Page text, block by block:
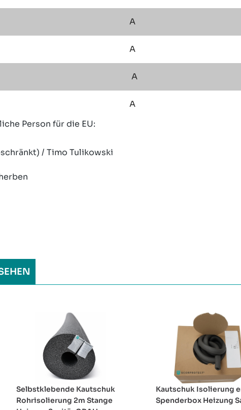
A
A
A
A
Person für die EU:
/ Timo Tulikowski
Selbstklebende Kautschuk
Rohrisolierung 2m Stange
Kautschuk Isolierung
Spenderbox Heizung